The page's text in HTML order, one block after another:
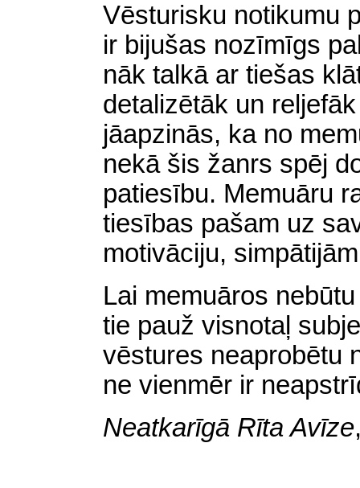
Vēsturisku notikumu
ir bijušas nozīmīgs
nāk talkā ar tiešas
detalizētāk un
jāapzinās, ka no
nekā šis žanrs spēj
patiesību. Memuāru
tiesības pašam uz
motivāciju,
Lai memuāros
tie pauž visnotaļ
vēstures neaprobētu
ne vienmēr ir
Neatkarīgā Rīta Avīze